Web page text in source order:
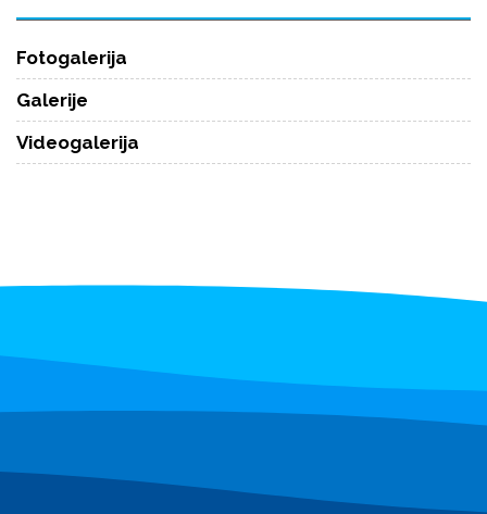
Fotogalerija
Galerije
Videogalerija